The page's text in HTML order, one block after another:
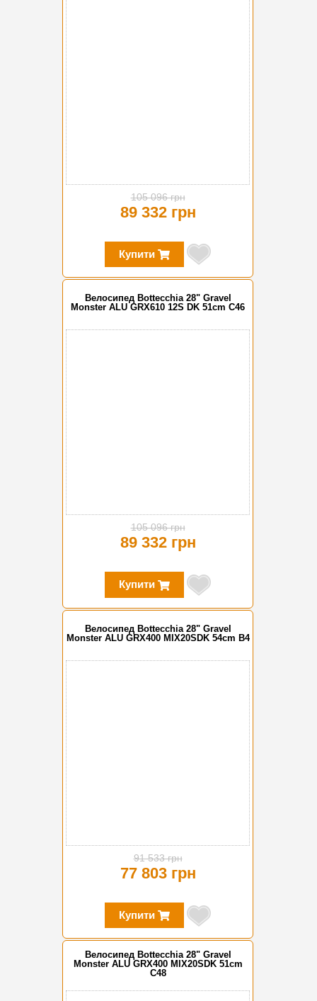
105 096 грн
89 332 грн
Купити
Велосипед Bottecchia 28" Gravel
Monster ALU GRX610 12S DK 51cm C46
105 096 грн
89 332 грн
Купити
Велосипед Bottecchia 28" Gravel
Monster ALU GRX400 MIX20SDK 54cm B4
91 533 грн
77 803 грн
Купити
Велосипед Bottecchia 28" Gravel
Monster ALU GRX400 MIX20SDK 51cm
C48